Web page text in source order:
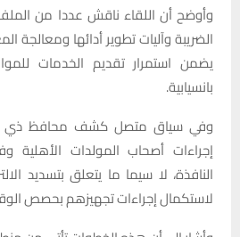
وأوضح أن اللقاء ناقش عددا من
الضريبة وآليات تطوير أدائها ومعالجة
يضمن استمرار تقديم الخدمات
بانسيابية.
وفي سياق متصل كشف محافظ ذي
إجراءات أصحاب المولدات الأهلية
النافذة، لا سيما ما يتعلق بتسديد
لاستكمال إجراءات تجهيزهم بحصص